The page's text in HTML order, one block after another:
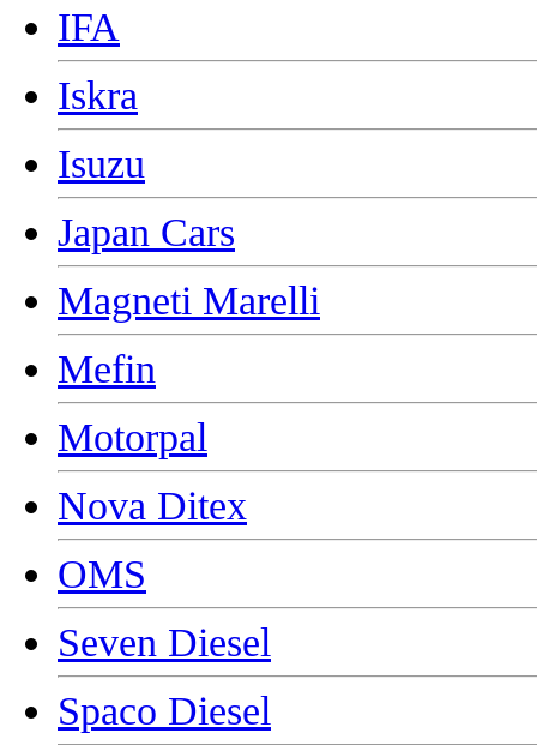
IFA
Iskra
Isuzu
Japan Cars
Magneti Marelli
Mefin
Motorpal
Nova Ditex
OMS
Seven Diesel
Spaco Diesel